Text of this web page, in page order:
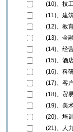
(10)、技
(11)、建
(12)、教
(13)、金
(14)、经
(15)、酒
(16)、科
(17)、客
(18)、贸
(19)、美
(20)、培
(21)、人